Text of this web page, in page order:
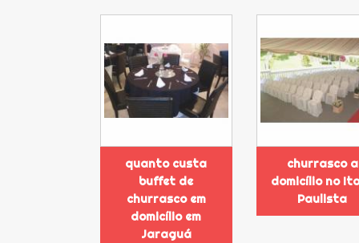
quanto custa
buffet de
churrasco em
domicílio em
Jaraguá
churrasco a
domicílio no
Paulista